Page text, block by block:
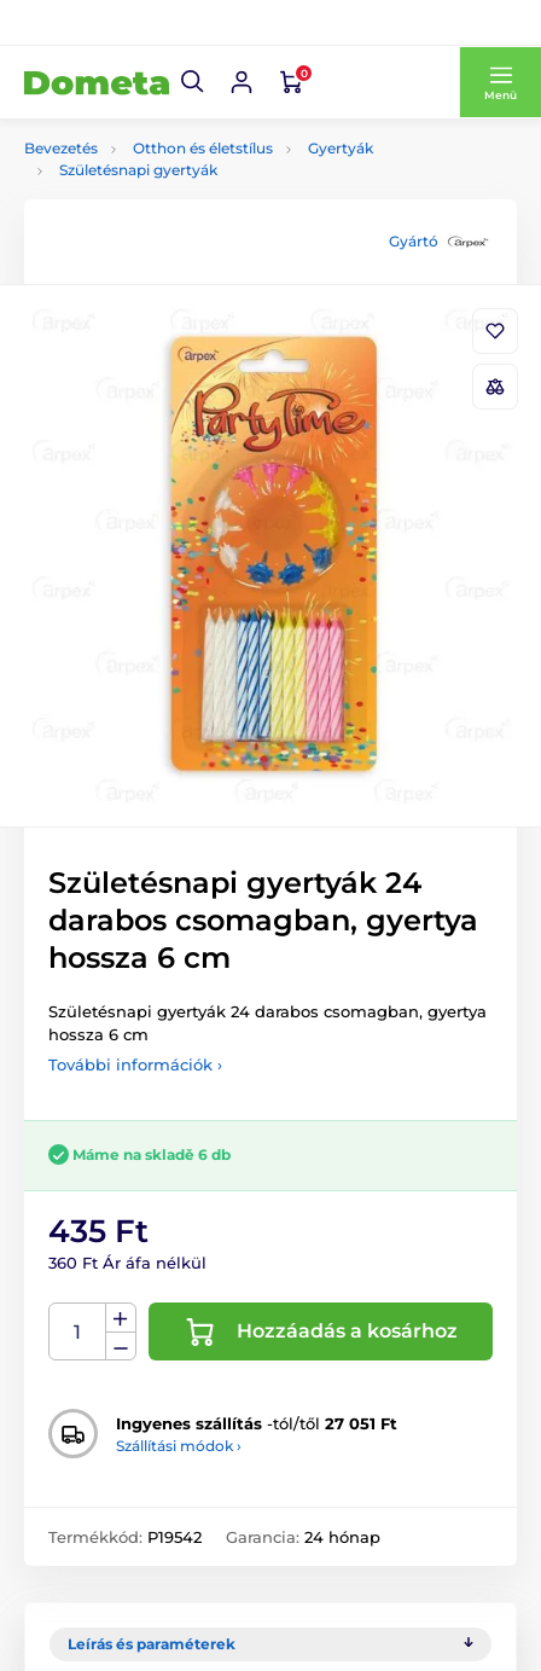
0
Menü
Bevezetés Otthon és életstílus
Gyertyák
Születésnapi gyertyák
Gyártó
Születésnapi gyertyák 24
darabos csomagban, gyertya
hossza 6 cm
Születésnapi gyertyák 24 darabos csomagban, gyertya
hossza 6 cm
További információk ›
Máme na skladě 6 db
435 Ft
360 Ft Ár áfa nélkül
Hozzáadás a kosárhoz
Ingyenes szállítás -tól/től 27 051 Ft
Szállítási módok ›
Termékkód: P19542 Garancia: 24 hónap
Leírás és paraméterek